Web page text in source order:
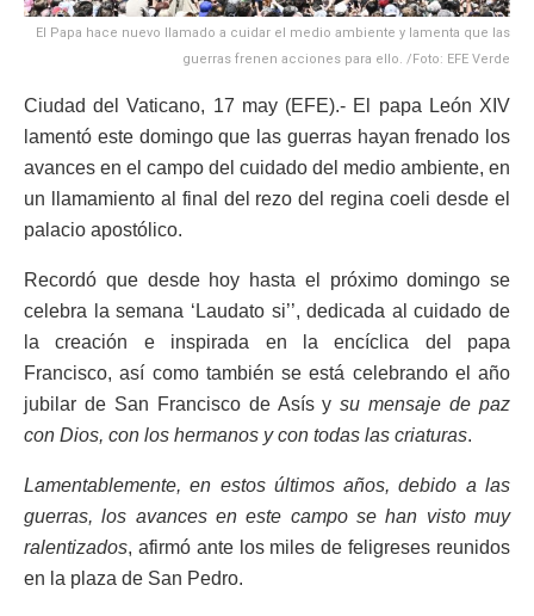
El Papa hace nuevo llamado a cuidar el medio ambiente y lamenta que las
guerras frenen acciones para ello. /Foto: EFE Verde
Ciudad del Vaticano, 17 may (EFE).- El papa León XIV
lamentó este domingo que las guerras hayan frenado los
avances en el campo del cuidado del medio ambiente, en
un llamamiento al final del rezo del regina coeli desde el
palacio apostólico.
Recordó que desde hoy hasta el próximo domingo se
celebra la semana ‘Laudato si’’, dedicada al cuidado de
la creación e inspirada en la encíclica del papa
Francisco, así como también se está celebrando el año
jubilar de San Francisco de Asís ysu mensaje de paz
con Dios, con los hermanos y con todas las criaturas.
Lamentablemente, en estos últimos años, debido a las
guerras, los avances en este campo se han visto muy
ralentizados, afirmó ante los miles de feligreses reunidos
en la plaza de San Pedro.